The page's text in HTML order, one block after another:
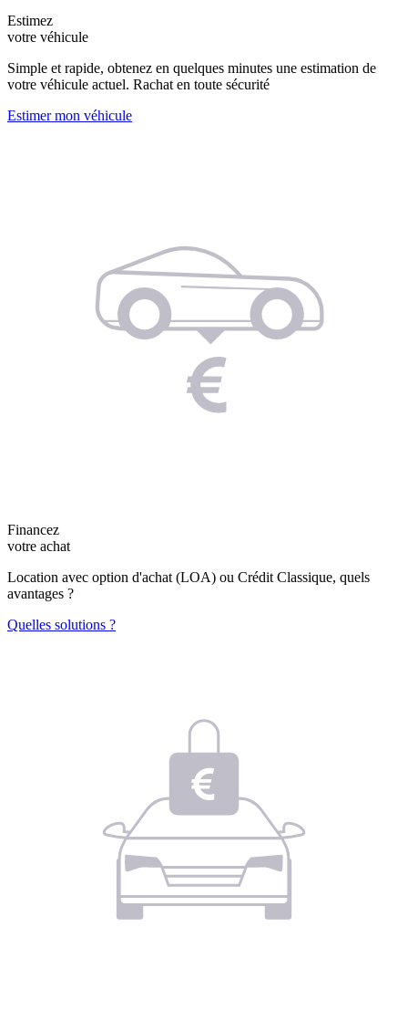
Estimez
votre véhicule
Simple et rapide, obtenez en quelques minutes une estimation de
votre véhicule actuel. Rachat en toute sécurité
Estimer mon véhicule
Financez
votre achat
Location avec option d'achat (LOA) ou Crédit Classique, quels
avantages ?
Quelles solutions ?